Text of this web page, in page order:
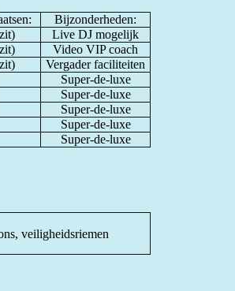
Bijzonderheden:
Live DJ mogelijk
Video VIP coach
Vergader faciliteiten
Super-de-luxe
Super-de-luxe
Super-de-luxe
Super-de-luxe
Super-de-luxe
veiligheidsriemen